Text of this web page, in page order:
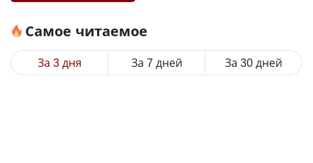
Самое читаемое
За 3 дня За 7 дней За 30 дней